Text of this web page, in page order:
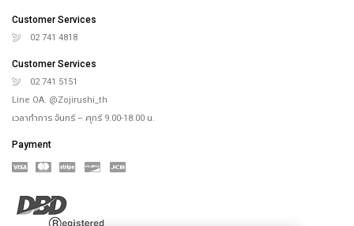
Customer Services
02 741 4818
Customer Services
02 741 5151
Line OA. @Zojirushi_th
เวลาทำการ จันทร์ – ศุกร์ 9.00-18.00 น.
Payment